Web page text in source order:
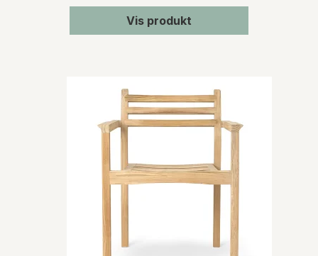
Vis produkt